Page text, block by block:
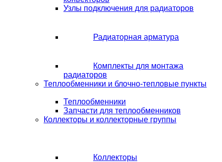
Узлы подключения для радиаторов
Радиаторная арматура
Комплекты для монтажа
радиаторов
Теплообменники и блочно-тепловые пункты
Теплообменники
Запчасти для теплообменников
Коллекторы и коллекторные группы
Коллекторы